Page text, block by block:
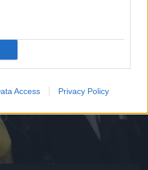
Access Privacy Policy